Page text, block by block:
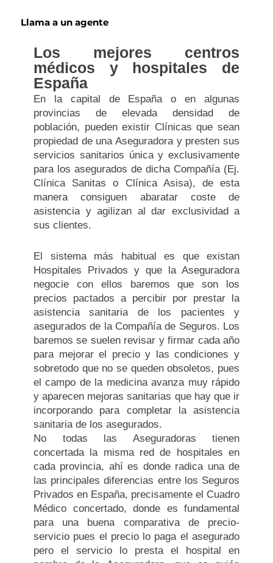
Llama a un agente
Los mejores centros
médicos y hospitales de
España
En la capital de España o en algunas
provincias de elevada densidad de
población, pueden existir Clínicas que sean
propiedad de una Aseguradora y presten sus
servicios sanitarios única y exclusivamente
para los asegurados de dicha Compañía (Ej.
Clínica Sanitas o Clínica Asisa), de esta
manera consiguen abaratar coste de
asistencia y agilizan al dar exclusividad a
sus clientes.
El sistema más habitual es que existan
Hospitales Privados y que la Aseguradora
negocie con ellos baremos que son los
precios pactados a percibir por prestar la
asistencia sanitaria de los pacientes y
asegurados de la Compañía de Seguros. Los
baremos se suelen revisar y firmar cada año
para mejorar el precio y las condiciones y
sobretodo que no se queden obsoletos, pues
el campo de la medicina avanza muy rápido
y aparecen mejoras sanitarias que hay que ir
incorporando para completar la asistencia
sanitaria de los asegurados.
No todas las Aseguradoras tienen
concertada la misma red de hospitales en
cada provincia, ahí es donde radica una de
las principales diferencias entre los Seguros
Privados en España, precisamente el Cuadro
Médico concertado, donde es fundamental
para una buena comparativa de precio-
servicio pues el precio lo paga el asegurado
pero el servicio lo presta el hospital en